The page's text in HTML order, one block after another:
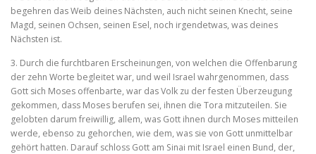
begehren das Weib deines Nächsten, auch nicht seinen Knecht, seine
Magd, seinen Ochsen, seinen Esel, noch irgendetwas, was deines
Nächsten ist.
3. Durch die furchtbaren Erscheinungen, von welchen die Offenba­rung
der zehn Worte begleitet war, und weil Israel wahrgenommen, dass
Gott sich Moses offenbarte, war das Volk zu der festen Überzeugung
gekommen, dass Moses berufen sei, ihnen die Tora mitzuteilen. Sie
gelobten darum freiwillig, allem, was Gott ihnen durch Moses mitteilen
werde, ebenso zu gehorchen, wie dem, was sie von Gott unmittelbar
gehört hatten. Darauf schloss Gott am Sinai mit Israel einen Bund, der,